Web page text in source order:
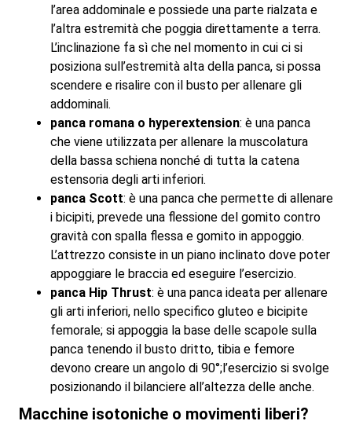
l’area addominale e possiede una parte rialzata e
l’altra estremità che poggia direttamente a terra.
L’inclinazione fa sì che nel momento in cui ci si
posiziona sull’estremità alta della panca, si possa
scendere e risalire con il busto per allenare gli
addominali.
panca romana o hyperextension: è una panca
che viene utilizzata per allenare la muscolatura
della bassa schiena nonché di tutta la catena
estensoria degli arti inferiori.
panca Scott: è una panca che permette di allenare
i bicipiti, prevede una flessione del gomito contro
gravità con spalla flessa e gomito in appoggio.
L’attrezzo consiste in un piano inclinato dove poter
appoggiare le braccia ed eseguire l’esercizio.
panca Hip Thrust: è una panca ideata per allenare
gli arti inferiori, nello specifico gluteo e bicipite
femorale; si appoggia la base delle scapole sulla
panca tenendo il busto dritto, tibia e femore
devono creare un angolo di 90°;l’esercizio si svolge
posizionando il bilanciere all’altezza delle anche.
Macchine isotoniche o movimenti liberi?